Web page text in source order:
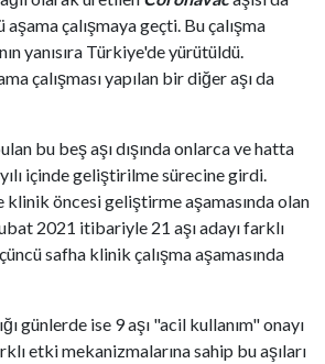
aşama çalışmaya geçti. Bu çalışma
yanısıra Türkiye'de yürütüldü.
çalışması yapılan bir diğer aşı da
bu beş aşı dışında onlarca ve hatta
içinde geliştirilme sürecine girdi.
öncesi geliştirme aşamasında olan
2021 itibariyle 21 aşı adayı farklı
safha klinik çalışma aşamasında
günlerde ise 9 aşı "acil kullanım" onayı
etki mekanizmalarına sahip bu aşıları